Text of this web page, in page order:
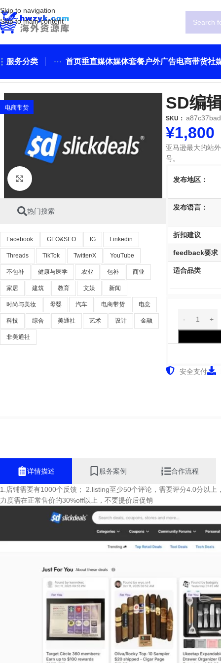
Skip to navigation
Skip to main content
服务分类
¥3,499
加入购物车 加入购物车
¥258
加入购物车
首页垂直媒体媒体套餐户外广告电商带货社
热门搜索
Facebook GEO&SEO IG Linkedin
Threads TikTok Twitter/X YouTube
不包补 健康与医学 农业 包补 商业
家居 建筑 教育 文娱 新闻
时尚与美妆 母婴 汽车 电商带货 电竞
科技 综合 美通社 艺术 设计 金融
非美通社
电商带货 SD编
SKU：
¥1,800
亚马逊最大的站
号。
发布地区：
发布语言：
折扣建议
feedback要求
适合品类
安全支付
详情描述 服务案例 合作流程
1.店铺需要有1000个反馈； 2.listing至少50个评论，需要评分4.0分以
力度需在正常售价的30%off以上，不要提价后促销